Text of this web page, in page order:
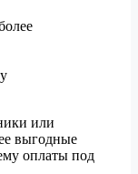
или
выгодные
оплаты под